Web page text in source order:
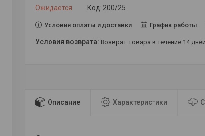
Ожидается Код: 200/25
Условия оплаты и доставки График работы
возврат товара в течение 14 дней
Описание Характеристики